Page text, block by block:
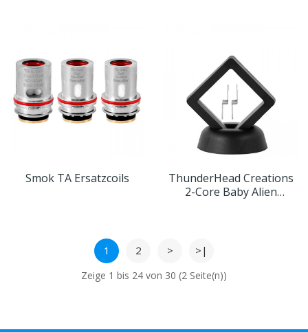
Smok TA Ersatzcoils
ThunderHead Creations
2-Core Baby Alien
1 2 > >|
Zeige 1 bis 24 von 30 (2 Seite(n))